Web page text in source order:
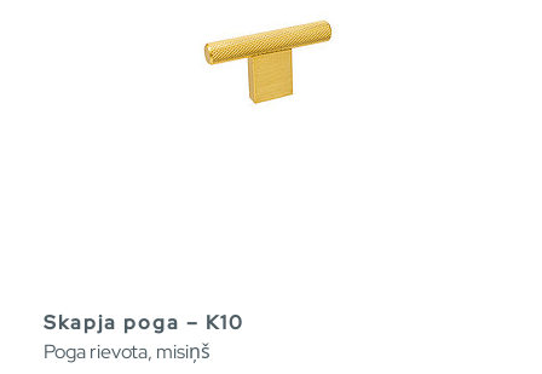
Skapja poga – K10
Poga rievota, misiņš